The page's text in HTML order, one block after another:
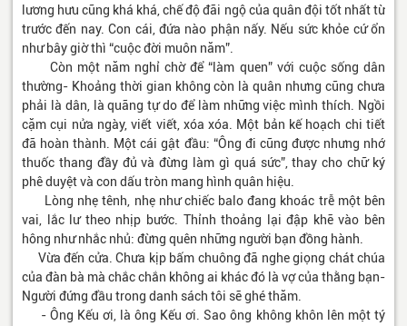
lương hưu cũng khá khá, chế độ đãi ngộ của quân đội tốt nhất từ
trước đến nay. Con cái, đứa nào phận nấy. Nếu sức khỏe cứ ổn
như bây giờ thì “cuộc đời muôn năm”.
Còn một năm nghỉ chờ để “làm quen” với cuộc sống dân
thường- Khoảng thời gian không còn là quân nhưng cũng chưa
phải là dân, là quãng tự do để làm những việc mình thích. Ngồi
cặm cụi nửa ngày, viết viết, xóa xóa. Một bản kế hoạch chi tiết
đã hoàn thành. Một cái gật đầu: “Ông đi cũng được nhưng nhớ
thuốc thang đầy đủ và đừng làm gì quá sức”, thay cho chữ ký
phê duyệt và con dấu tròn mang hình quân hiệu.
Lòng nhẹ tênh, nhẹ như chiếc balo đang khoác trễ một bên
vai, lắc lư theo nhịp bước. Thỉnh thoảng lại đập khẽ vào bên
hông như nhắc nhủ: đừng quên những người bạn đồng hành.
Vừa đến cửa. Chưa kịp bấm chuông đã nghe giọng chát chúa
của đàn bà mà chắc chắn không ai khác đó là vợ của thằng bạn-
Người đứng đầu trong danh sách tôi sẽ ghé thăm.
- Ông Kếu ơi, là ông Kếu ơi. Sao ông không khôn lên một tý